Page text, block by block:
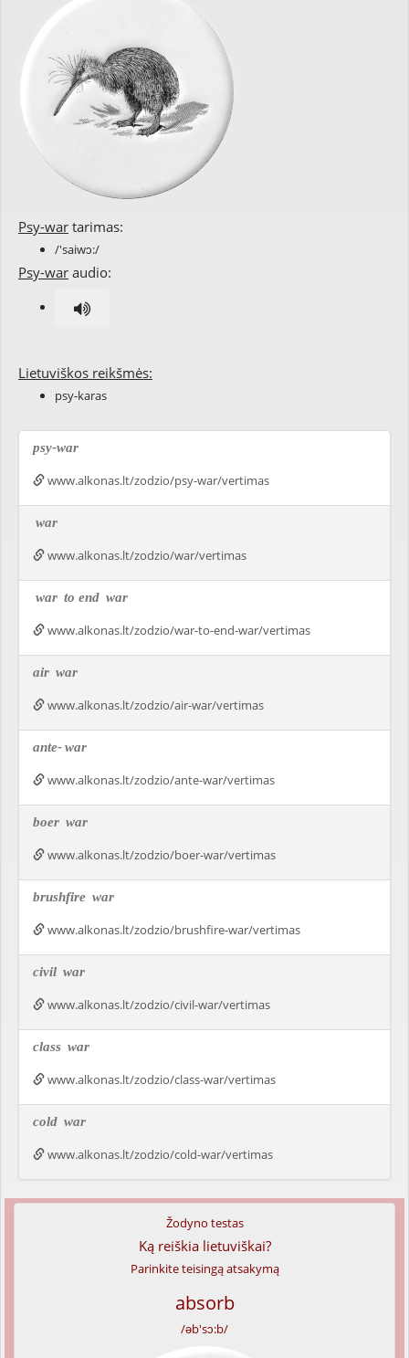
Psy-war tarimas:
/'saiwɔ:/
Psy-war audio:
Lietuviškos reikšmės:
psy-karas
psy-war
www.alkonas.lt/zodzio/psy-war/vertimas
war
www.alkonas.lt/zodzio/war/vertimas
war to end war
www.alkonas.lt/zodzio/war-to-end-war/vertimas
air war
www.alkonas.lt/zodzio/air-war/vertimas
ante-war
www.alkonas.lt/zodzio/ante-war/vertimas
boer war
www.alkonas.lt/zodzio/boer-war/vertimas
brushfire war
www.alkonas.lt/zodzio/brushfire-war/vertimas
civil war
www.alkonas.lt/zodzio/civil-war/vertimas
class war
www.alkonas.lt/zodzio/class-war/vertimas
cold war
www.alkonas.lt/zodzio/cold-war/vertimas
Žodyno testas
Ką reiškia lietuviškai?
Parinkite teisingą atsakymą
absorb
/əb'sɔ:b/